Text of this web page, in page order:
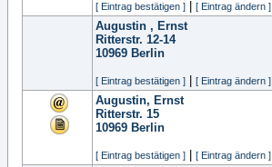
[ Eintrag bestätigen ] [ Eintrag ändern ]
Augustin , Ernst
Ritterstr. 12-14
10969 Berlin
[ Eintrag bestätigen ] [ Eintrag ändern ]
Augustin, Ernst
Ritterstr. 15
10969 Berlin
[ Eintrag bestätigen ] [ Eintrag ändern ]